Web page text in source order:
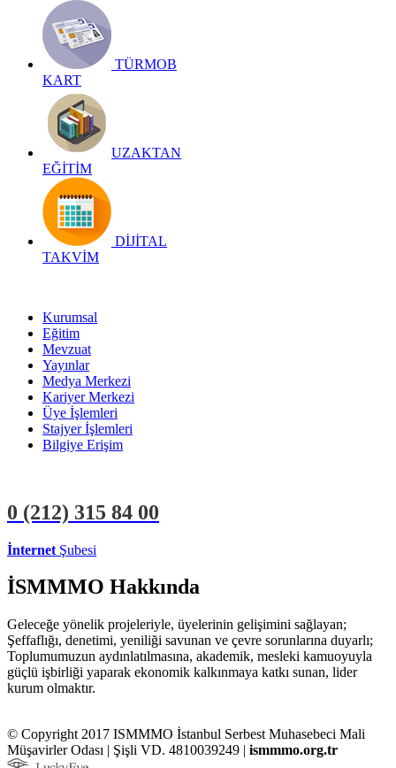
TÜRMOB
KART
UZAKTAN
EĞİTİM
DİJİTAL
TAKVİM
Kurumsal
Eğitim
Mevzuat
Yayınlar
Medya Merkezi
Kariyer Merkezi
Üye İşlemleri
Stajyer İşlemleri
Bilgiye Erişim
0 (212) 315 84 00
İnternet Şubesi
İSMMMO Hakkında
Geleceğe yönelik projeleriyle, üyelerinin gelişimini sağlayan;
Şeffaflığı, denetimi, yeniliği savunan ve çevre sorunlarına duyarlı;
Toplumumuzun aydınlatılmasına, akademik, mesleki kamuoyuyla
güçlü işbirliği yaparak ekonomik kalkınmaya katkı sunan, lider
kurum olmaktır.
© Copyright 2017 ISMMMO İstanbul Serbest Muhasebeci Mali
Müşavirler Odası | Şişli VD. 4810039249 | ismmmo.org.tr